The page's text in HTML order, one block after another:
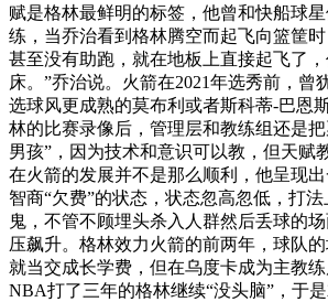
赋是格林最鲜明的标签，他曾和快船球星
练，当乔治看到格林腾空而起飞向篮筐
甚至没有助跑，就在地板上直接起飞了
床。”乔治说。火箭在2021年选秀前，曾
选球风更成熟的莫布利或者斯科蒂-巴恩
林的比赛录像后，管理层和教练组还是
男孩”，因为技术和意识可以教，但天赋
在火箭的发展并不是那么顺利，他呈现
智商“欠费”的状态，状态忽高忽低，打
鬼，不管不顾埋头杀入人群然后丢球的
压飙升。格林效力火箭的前两年，球队的
就当交成长学费，但在乌度卡成为主教
NBA打了三年的格林继续“没头脑”，于